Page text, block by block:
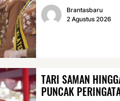
Brantasbaru
2 Agustus 2026
TARI SAMAN
PUNCAK